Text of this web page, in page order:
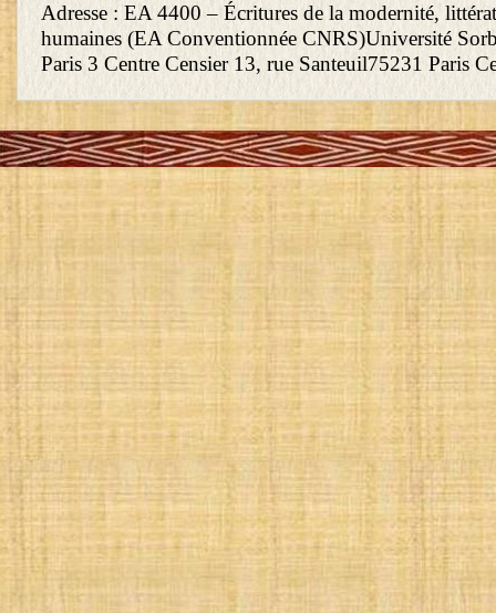
Adresse : EA 4400 – Écritures de la modernité,
humaines (EA Conventionnée CNRS)Université
Paris 3 Centre Censier 13, rue Santeuil75231 Paris